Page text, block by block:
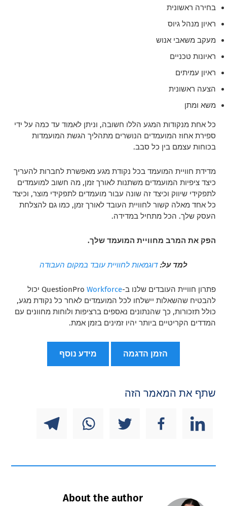
בחירה ראשונית
ראיון מנהל גיוס
מעקב משאבי אנוש
ראיונות טכניים
ראיון עמיתים
הצעה ראשונית
משא ומתן
כל אחת מנקודות המגע הללו חשובה, וניתן לאמוד עד כמה על ידי
ספירת אחוז המועמדים הנושרים מתהליך הגשת המועמדות
בכוחות עצמם בין כל סבב.
מדידת חוויית המועמד בכל נקודת מגע מאפשרת לחברות להעריך
כיצד ציפיות המועמדים משתנות לאורך זמן, מה חשוב למועמדים
לתפקידי שיווק וכיצד זה שונה עבור מועמדים לתפקידי מוצר, וכיצד
כל אחד מאלה קשור לחוויית העובד לאורך זמן, כמו גם להצלחת
העסק שלך. הכל מתחיל במדידה.
הפק את המרב מחוויית המועמד שלך.
למד על: דוגמאות לחוויית עובד במקום העבודה
פתרון חוויית העובדים שלנו ב-QuestionProWorkforce
יכול
להבטיח שהשאלות יישלחו לכל המועמדים לאחר כל נקודת מגע,
כולל תזכורות, כך שהנתונים נאספים ברציפות ולוחות מחוונים עם
המדדים הקריטיים ביותר יהיו זמינים בזמן אמת.
הזמן הדגמה מידע נוסף
שתף את המאמר הזה
About the author